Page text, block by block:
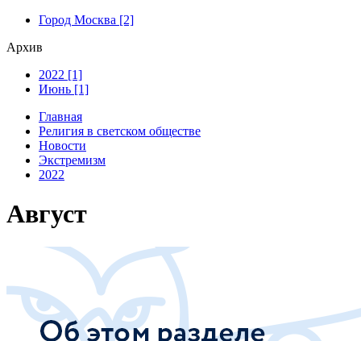
Город Москва [2]
Архив
2022 [1]
Июнь [1]
Главная
Религия в светском обществе
Новости
Экстремизм
2022
Август